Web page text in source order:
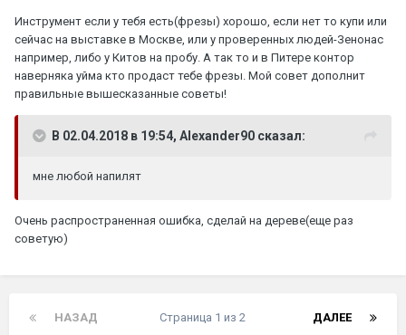
Инструмент если у тебя есть(фрезы) хорошо, если нет то купи или
сейчас на выставке в Москве, или у проверенных людей-Зенонас
например, либо у Китов на пробу. А так то и в Питере контор
наверняка уйма кто продаст тебе фрезы. Мой совет дополнит
правильные вышесказанные советы!
В 02.04.2018 в 19:54, Alexander90 сказал:
мне любой напилят
Очень распространенная ошибка, сделай на дереве(еще раз
советую)
НАЗАД ДАЛЕЕ
Страница 1 из 2